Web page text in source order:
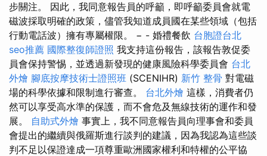
步關注。 因此，我同意報告員的呼籲，即呼籲委員會就電
磁波採取明確的政策，儘管我知道成員國在某些領域（包括
行動電話波）擁有專屬權限。 − - 婚禮餐飲 台胞證台北
seo推薦 國際整復師證照 我支持這份報告，該報告敦促委
員會保持警惕，並透過新發現的健康風險科學委員會 台北
外燴 腳底按摩技術士證照班 (SCENIHR) 新竹 整骨 對電磁
場的科學依據和限制進行審查。 台北外燴 這樣，消費者仍
然可以享受高水準的保護，而不會危及無線技術的運作和發
展。 自助式外燴 事實上，我不同意報告員向理事會和委員
會提出的繼續與俄羅斯進行談判的建議，因為我認為這些談
判不足以保證達成一項尊重歐洲國家權利和特權的公平協